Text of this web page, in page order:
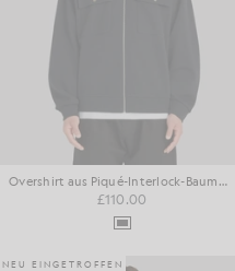
Overshirt aus Piqué-Interlock-Baumwolle
£110.00
NEU EINGETROFFEN